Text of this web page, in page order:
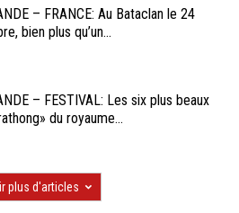
– FRANCE: Au Bataclan le 24
bien plus qu’un...
– FESTIVAL: Les six plus beaux
du royaume...
plus d'articles